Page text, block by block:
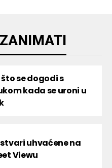
ZANIMATI
se dogodi s
kada se uroni u
uhvaćene na
Viewu